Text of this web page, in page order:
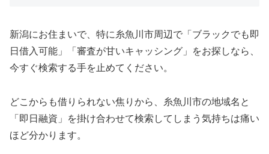
新潟にお住まいで、特に糸魚川市周辺で「ブラックでも即
日借入可能」「審査が甘いキャッシング」をお探しなら、
今すぐ検索する手を止めてください。
どこからも借りられない焦りから、糸魚川市の地域名と
「即日融資」を掛け合わせて検索してしまう気持ちは痛い
ほど分かります。